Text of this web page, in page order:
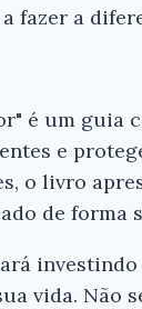
fazer a
é um guia
e
o livro
de forma
vida. Não